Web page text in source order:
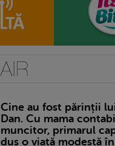
Cine au fost părinții
Dan. Cu mama
muncitor, primarul
dus o viață modestă în